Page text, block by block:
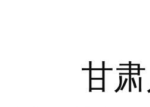
甘肃人